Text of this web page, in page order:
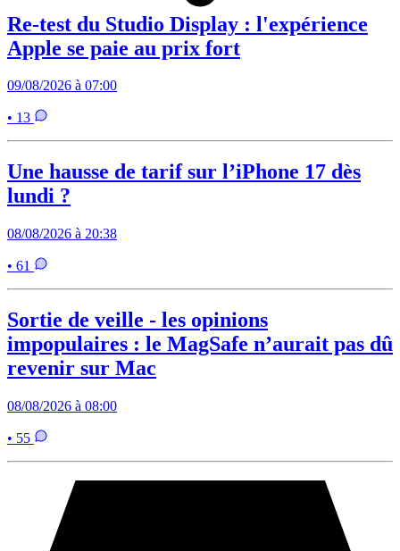
Re-test du Studio Display : l'expérience
Apple se paie au prix fort
09/08/2026 à 07:00
• 13
Une hausse de tarif sur l’iPhone 17 dès
lundi ?
08/08/2026 à 20:38
• 61
Sortie de veille - les opinions
impopulaires : le MagSafe n’aurait pas dû
revenir sur Mac
08/08/2026 à 08:00
• 55